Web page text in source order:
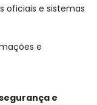
oficiais e sistemas
e
e